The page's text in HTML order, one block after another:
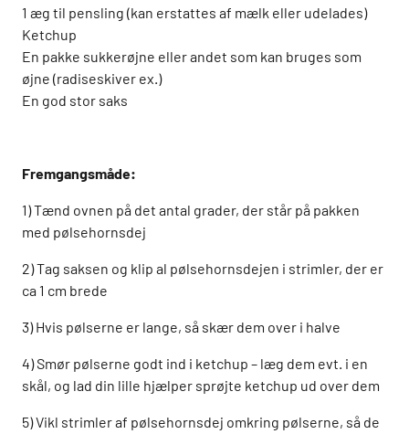
1 æg til pensling (kan erstattes af mælk eller udelades)
Ketchup
En pakke sukkerøjne eller andet som kan bruges som
øjne (radiseskiver ex.)
En god stor saks
Fremgangsmåde:
1) Tænd ovnen på det antal grader, der står på pakken
med pølsehornsdej
2) Tag saksen og klip al pølsehornsdejen i strimler, der er
ca 1 cm brede
3) Hvis pølserne er lange, så skær dem over i halve
4) Smør pølserne godt ind i ketchup – læg dem evt. i en
skål, og lad din lille hjælper sprøjte ketchup ud over dem
5) Vikl strimler af pølsehornsdej omkring pølserne, så de